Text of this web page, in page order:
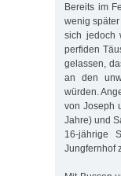
Bereits im
wenig
sich jedoch
perfiden
gelassen,
an den
würden.
von Joseph
Jahre) und
16-jährige
Jungfernhof